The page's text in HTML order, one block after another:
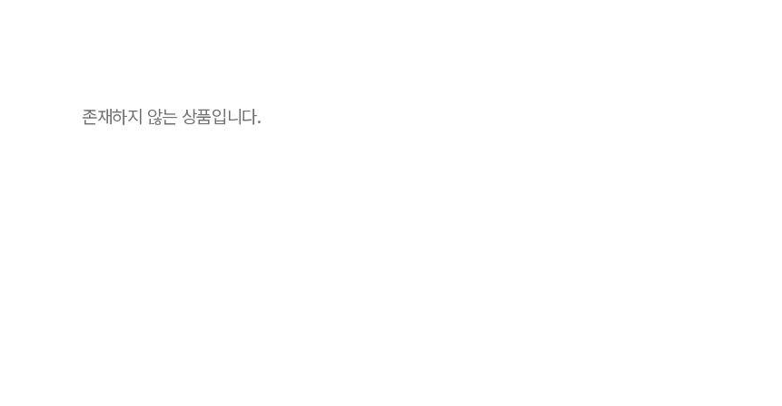
존재하지 않는 상품입니다.